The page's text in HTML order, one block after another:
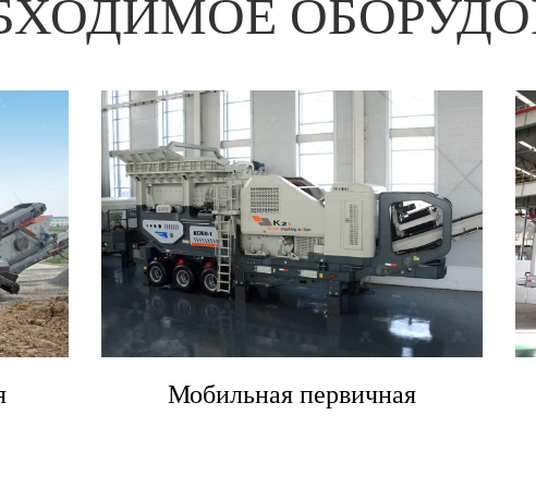
Многофункциональная